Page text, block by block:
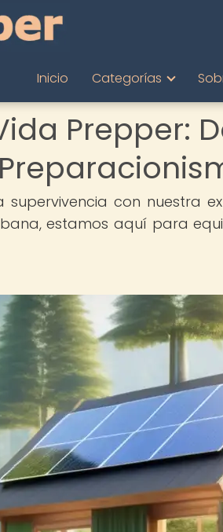
Inicio Categorías
Prepper:
con nuestra
estamos aquí para